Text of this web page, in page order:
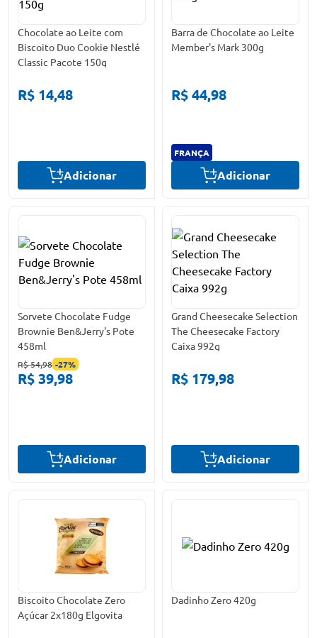
Chocolate ao Leite com
Biscoito Duo Cookie Nestlé
Classic Pacote 150g
R$ 14,48
Adicionar
Barra de Chocolate ao Leite
Member's Mark 300g
R$ 44,98
FRANÇA
Adicionar
Sorvete Chocolate Fudge
Brownie Ben&Jerry's Pote
458ml
R$ 54,98 -27%
R$ 39,98
Adicionar
Grand Cheesecake Selection
The Cheesecake Factory
Caixa 992g
R$ 179,98
Adicionar
Biscoito Chocolate Zero
Açúcar 2x180g Elgovita
Dadinho Zero 420g